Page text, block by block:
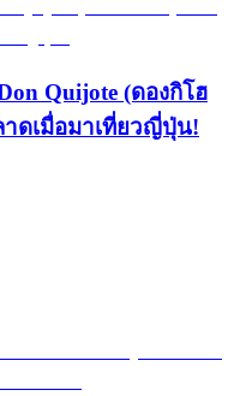
Quijote (ดองกิโฮ
ดเมื่อมาเที่ยวญี่ปุ่น!